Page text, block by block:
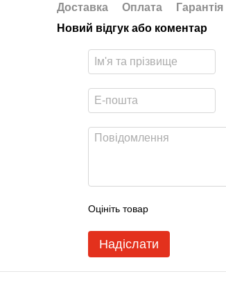
Доставка Оплата Гарантія
Новий відгук або коментар
Оцініть товар
Надіслати